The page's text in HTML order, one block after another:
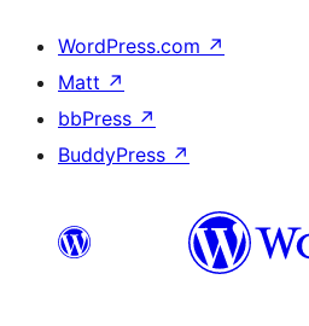
WordPress.com ↗
Matt ↗
bbPress ↗
BuddyPress ↗